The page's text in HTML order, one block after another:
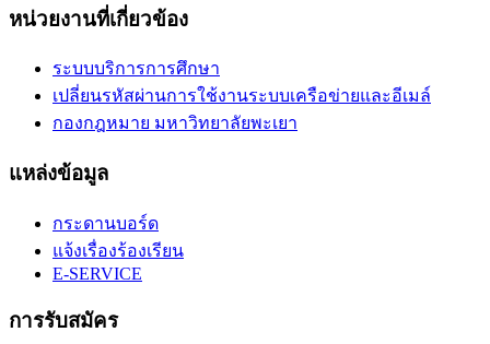
หน่วยงานที่เกี่ยวข้อง
ระบบบริการการศึกษา
เปลี่ยนรหัสผ่านการใช้งานระบบเครือข่ายและอีเมล์
กองกฎหมาย มหาวิทยาลัยพะเยา
แหล่งข้อมูล
กระดานบอร์ด
แจ้งเรื่องร้องเรียน
E-SERVICE
การรับสมัคร